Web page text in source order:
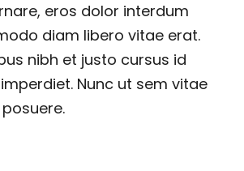
eros dolor interdum
diam libero vitae erat.
nibh et justo cursus id
Nunc ut sem vitae